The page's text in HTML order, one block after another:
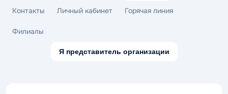
Контакты Личный кабинет Горячая линия
Филиалы
Я представитель организации